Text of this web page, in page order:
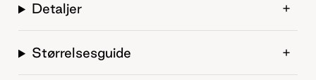
Detaljer
Størrelsesguide